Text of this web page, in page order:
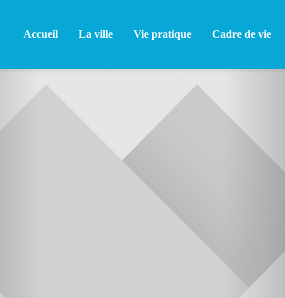
Accueil La ville Vie pratique Cadre de vie